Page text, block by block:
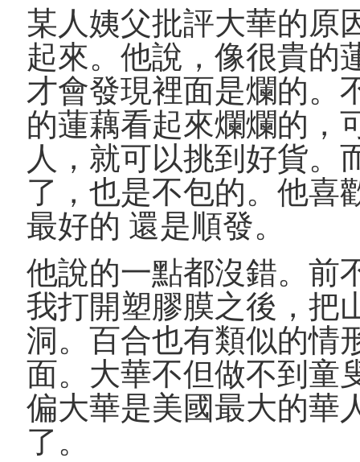
某人姨父批評大華的原
起來。他說，像很貴的
才會發現裡面是爛的。
的蓮藕看起來爛爛的，
人，就可以挑到好貨。
了，也是不包的。他喜
最好的 還是順發。
他說的一點都沒錯。前
我打開塑膠膜之後，把
洞。百合也有類似的情
面。大華不但做不到童
偏大華是美國最大的華
了。